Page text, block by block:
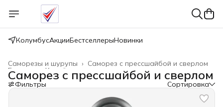
КолумбусАкцииБестселлерыНовинки
Саморез с прессшайбой и сверлом
Саморезы и шурупы ›
Крепёжные изделия
Главная
Саморез с прессшайбой и сверлом
Фильтры Сортировка